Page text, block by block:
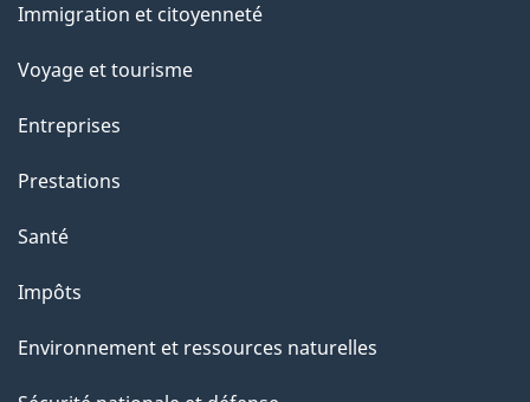
sujets
Immigration et citoyenneté
Voyage et tourisme
Entreprises
Prestations
Santé
Impôts
Environnement et ressources naturelles